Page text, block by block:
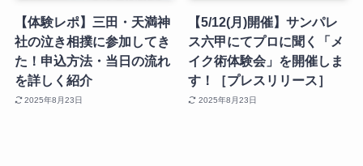
【体験レポ】三田・天満神
社の泣き相撲に参加してき
た！申込方法・当日の流れ
を詳しく紹介
2025年8月23日
【5/12(月)開催】サンパレ
ス六甲にてプロに聞く「メ
イク術体験会」を開催しま
す！［プレスリリース］
2025年8月23日